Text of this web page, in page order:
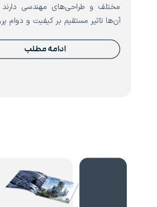
مختلف و طراحی‌های مهندسی
آن‌ها تاثیر مستقیم بر کیفیت و دوام
ادامه مطلب